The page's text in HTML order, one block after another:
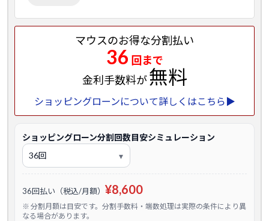
マウスのお得な分割払い
36 回まで
金利手数料が無料
ショッピングローンについて詳しくはこちら▶
ショッピングローン分割回数目安シミュレーション
36回払い（税込/月額） ¥8,600
※ 分割月額は目安です。分割手数料・端数処理は実際の条件により異
なる場合があります。